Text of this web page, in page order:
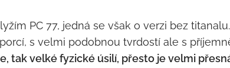
PC 77, jedná se však o verzi bez
s velmi podobnou tvrdostí ale s
tak velké fyzické úsilí, přesto je velmi